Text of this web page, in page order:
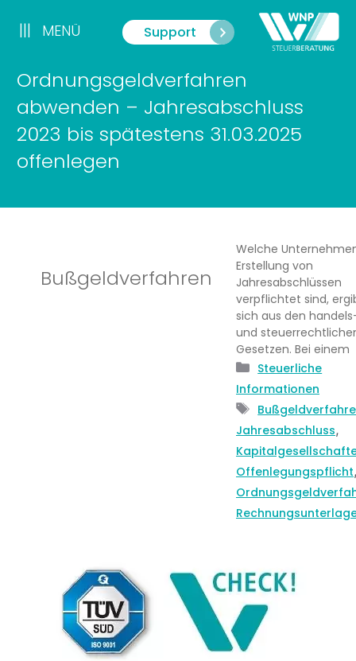
Inhalt
springen
Support
||| MENÜ
Ordnungsgeldverfahren
abwenden – Jahresabschluss
2023 bis spätestens 31.03.2025
offenlegen
Bußgeldverfahren
Welche
Erstellung von
Jahresabschlüssen
verpflichtet sind,
sich aus den
und
Gesetzen. Bei einem
Kategorien
Steuerliche
Informationen
Schlagwörter
Jahresabschluss,
Offenlegungspflicht